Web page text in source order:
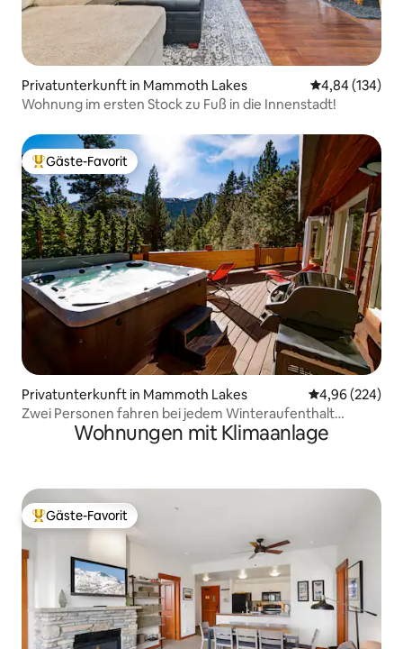
Privatunterkunft in Mammoth Lakes
4,84 (134)
Wohnung im ersten Stock zu Fuß in die Innenstadt!
Beliebter Gäste-Favorit.
Gäste-Favorit
Privatunterkunft in Mammoth Lakes
4,96 (224)
Zwei Personen fahren bei jedem Winteraufenthalt
KOSTENLOS Ski!
Wohnungen mit Klimaanlage
Beliebter Gäste-Favorit.
Gäste-Favorit